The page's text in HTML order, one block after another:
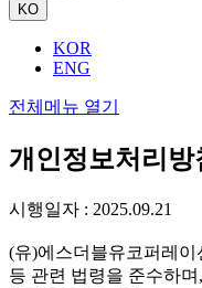
KO
KOR
ENG
전체메뉴 열기
개인정보처리방
시행일자 : 2025.09.21
(유)에스더블유코퍼레
등 관련 법령을 준수하